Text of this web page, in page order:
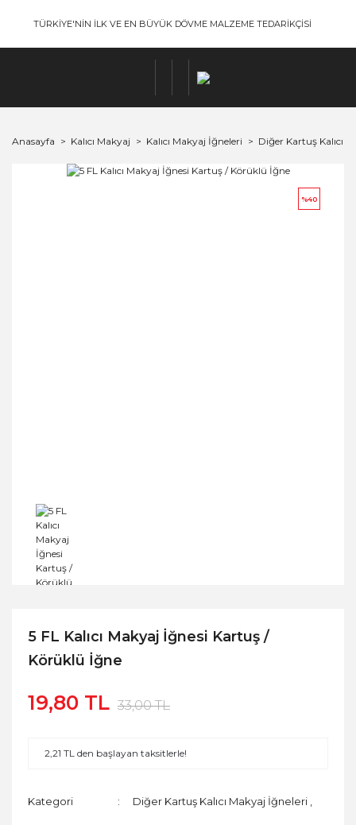
TÜRKİYE'NİN İLK VE EN BÜYÜK DÖVME MALZEME TEDARİKÇİSİ
Anasayfa Kalıcı Makyaj Kalıcı Makyaj İğneleri Diğer Kartuş Kalıcı
%40
5 FL Kalıcı Makyaj İğnesi Kartuş /
Körüklü İğne
19,80 TL 33,00 TL
2,21 TL den başlayan taksitlerle!
Kategori Diğer Kartuş Kalıcı Makyaj İğneleri